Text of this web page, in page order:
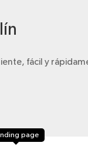
fácil y
page